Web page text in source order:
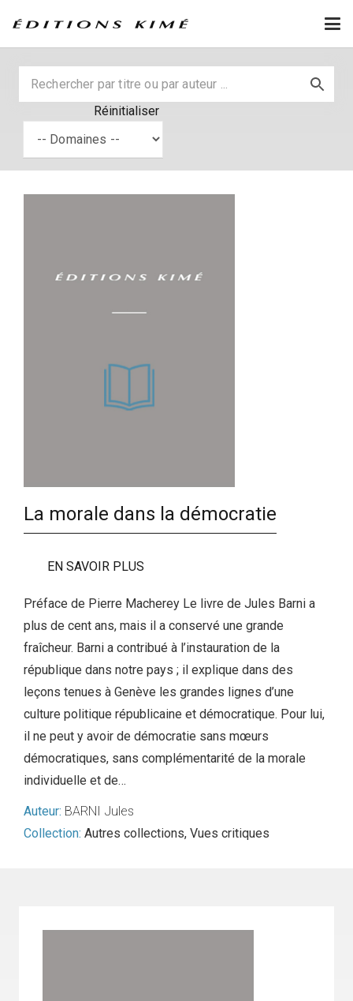
Réinitialiser
La morale dans la démocratie
EN SAVOIR PLUS
Préface de Pierre Macherey Le livre de Jules Barni a
plus de cent ans, mais il a conservé une grande
fraîcheur. Barni a contribué à l’instauration de la
république dans notre pays ; il explique dans des
leçons tenues à Genève les grandes lignes d’une
culture politique républicaine et démocratique. Pour lui,
il ne peut y avoir de démocratie sans mœurs
démocratiques, sans complémentarité de la morale
individuelle et de…
Auteur: BARNI Jules
Collection: Autres collections, Vues critiques